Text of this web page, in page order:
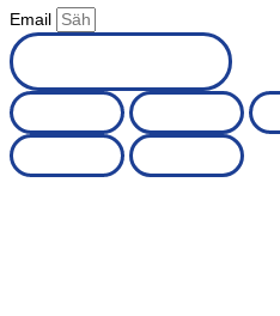
Email